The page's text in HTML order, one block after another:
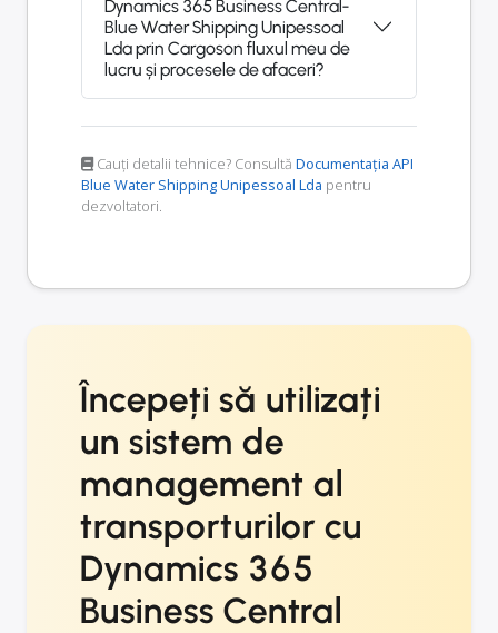
Dynamics 365 Business Central-
Blue Water Shipping Unipessoal
Lda prin Cargoson fluxul meu de
lucru și procesele de afaceri?
Cauți detalii tehnice? Consultă Documentația API
Blue Water Shipping Unipessoal Lda pentru
dezvoltatori.
Începeți să utilizați
un sistem de
management al
transporturilor cu
Dynamics 365
Business Central